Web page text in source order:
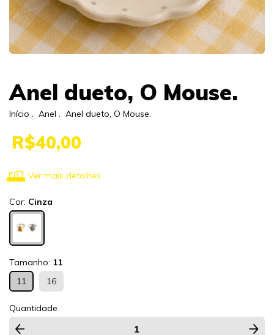
Anel dueto, O Mouse.
Início . Anel . Anel dueto, O Mouse.
R$40,00
Ver mais detalhes
Cor: Cinza
Tamanho: 11
11
16
Quantidade